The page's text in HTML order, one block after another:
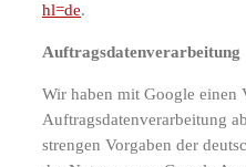
hl=de.
Auftragsdatenverarbeitung
Wir haben mit Google einen
Auftragsdatenverarbeitung
strengen Vorgaben der